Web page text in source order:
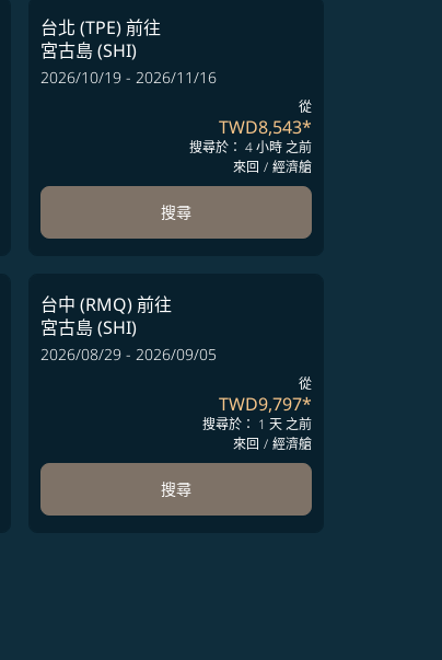
台北 (TPE)前往
宮古島 (SHI)
2026/10/19 - 2026/11/16
從
TWD8,543*
搜尋於： 4 小時 之前
來回 / 經濟艙
搜尋
台中 (RMQ)前往
宮古島 (SHI)
2026/08/29 - 2026/09/05
從
TWD9,797*
搜尋於： 1 天 之前
來回 / 經濟艙
搜尋